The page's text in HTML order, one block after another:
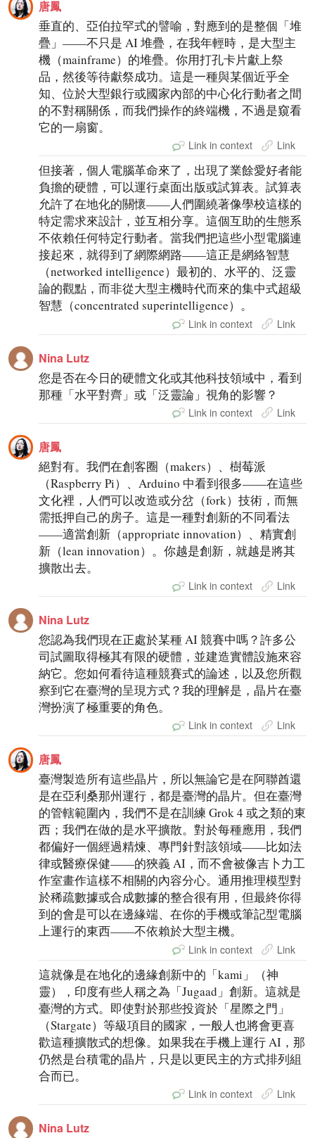
唐鳳
垂直的、亞伯拉罕式的譬喻，對應到的是整個「堆
疊」——不只是 AI 堆疊，在我年輕時，是大型主
機（mainframe）的堆疊。你用打孔卡片獻上祭
品，然後等待獻祭成功。這是一種與某個近乎全
知、位於大型銀行或國家內部的中心化行動者之間
的不對稱關係，而我們操作的終端機，不過是窺看
它的一扇窗。
Link in context Link
但接著，個人電腦革命來了，出現了業餘愛好者能
負擔的硬體，可以運行桌面出版或試算表。試算表
允許了在地化的關懷——人們圍繞著像學校這樣的
特定需求來設計，並互相分享。這個互助的生態系
不依賴任何特定行動者。當我們把這些小型電腦連
接起來，就得到了網際網路——這正是網絡智慧
（networked intelligence）最初的、水平的、泛靈
論的觀點，而非從大型主機時代而來的集中式超級
智慧（concentrated superintelligence）。
Link in context Link
Nina Lutz
您是否在今日的硬體文化或其他科技領域中，看到
那種「水平對齊」或「泛靈論」視角的影響？
Link in context Link
唐鳳
絕對有。我們在創客圈（makers）、樹莓派
（Raspberry Pi）、Arduino 中看到很多——在這些
文化裡，人們可以改造或分岔（fork）技術，而無
需抵押自己的房子。這是一種對創新的不同看法
——適當創新（appropriate innovation）、精實創
新（lean innovation）。你越是創新，就越是將其
擴散出去。
Link in context Link
Nina Lutz
您認為我們現在正處於某種 AI 競賽中嗎？許多公
司試圖取得極其有限的硬體，並建造實體設施來容
納它。您如何看待這種競賽式的論述，以及您所觀
察到它在臺灣的呈現方式？我的理解是，晶片在臺
灣扮演了極重要的角色。
Link in context Link
唐鳳
臺灣製造所有這些晶片，所以無論它是在阿聯酋還
是在亞利桑那州運行，都是臺灣的晶片。但在臺灣
的管轄範圍內，我們不是在訓練 Grok 4 或之類的東
西；我們在做的是水平擴散。對於每種應用，我們
都偏好一個經過精煉、專門針對該領域——比如法
律或醫療保健——的狹義 AI，而不會被像吉卜力工
作室畫作這樣不相關的內容分心。通用推理模型對
於稀疏數據或合成數據的整合很有用，但最終你得
到的會是可以在邊緣端、在你的手機或筆記型電腦
上運行的東西——不依賴於大型主機。
Link in context Link
這就像是在地化的邊緣創新中的「kami」（神
靈），印度有些人稱之為「Jugaad」創新。這就是
臺灣的方式。即使對於那些投資於「星際之門」
（Stargate）等級項目的國家，一般人也將會更喜
歡這種擴散式的想像。如果我在手機上運行 AI，那
仍然是台積電的晶片，只是以更民主的方式排列組
合而已。
Link in context Link
Nina Lutz